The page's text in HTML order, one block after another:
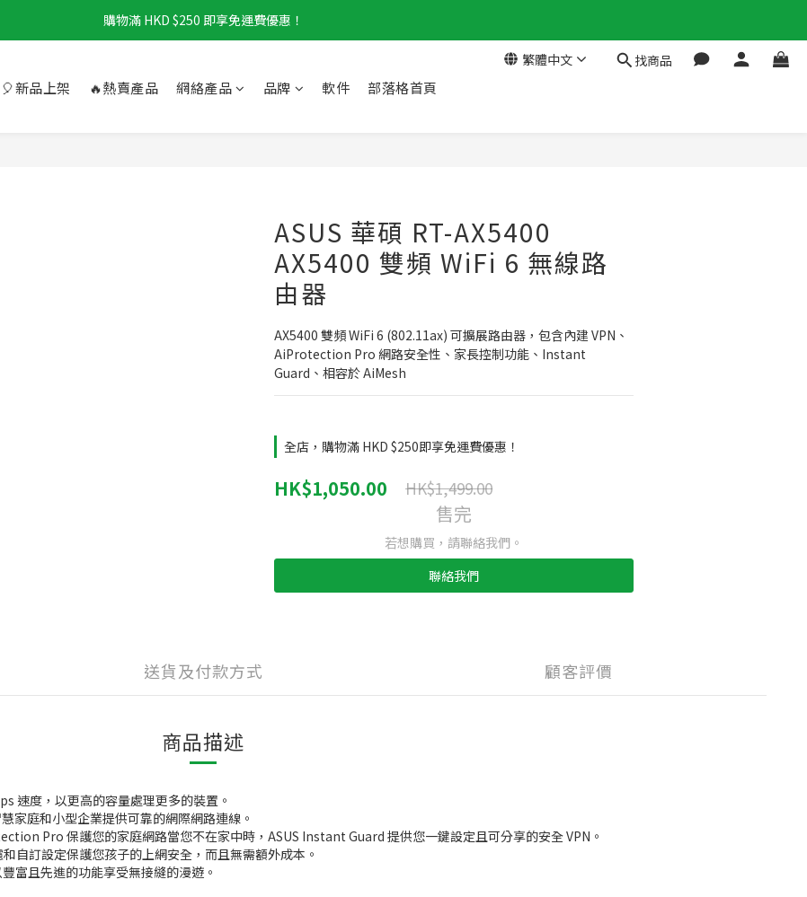
購物滿 HKD $250 即享免運費優惠！
繁體中文 找商品
🎈新品上架 🔥熱賣產品 網絡產品 品牌 軟件 部落格首頁
ASUS 華碩 RT-AX5400
AX5400 雙頻 WiFi 6 無線路
由器
AX5400 雙頻 WiFi 6 (802.11ax) 可擴展路由器，包含內建 VPN、
AiProtection Pro 網路安全性、家長控制功能、Instant
Guard、相容於 AiMesh
全店，購物滿 HKD $250即享免運費優惠！
HK$1,050.00 HK$1,499.00
售完
若想購買，請聯絡我們。
聯絡我們
送貨及付款方式 顧客評價
商品描述
速度，以更高的容量處理更多的裝置。
家庭和小型企業提供可靠的網際網路連線。
Pro 保護您的家庭網路當您不在家中時，ASUS Instant Guard 提供您一鍵設定且可分享的安全 VPN。
自訂設定保護您孩子的上網安全，而且無需額外成本。
富且先進的功能享受無接縫的漫遊。